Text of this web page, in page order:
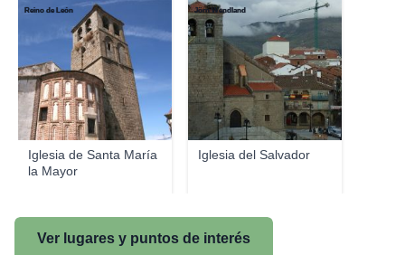
Iglesia de Santa María
la Mayor
Reino de León
Iglesia del Salvador
Jörn Wendland
Ver lugares y puntos de interés